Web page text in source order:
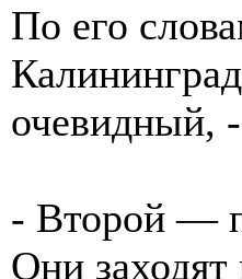
По его
очевидный,
- Второй —
Они заходят